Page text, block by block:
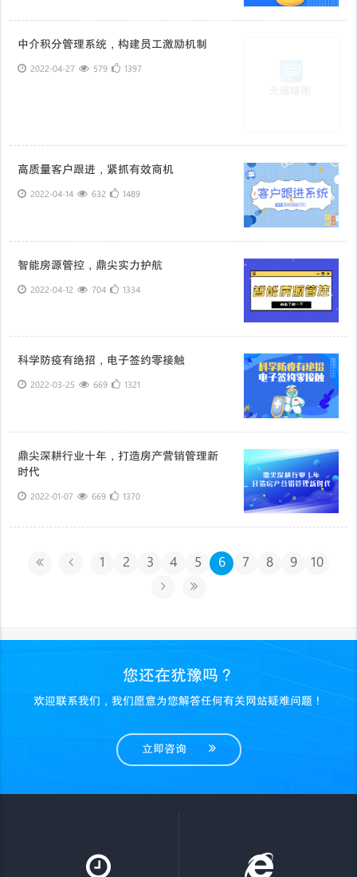
中介积分管理系统，构建员工激励机制
2022-04-27 579 1397
高质量客户跟进，紧抓有效商机
2022-04-14 632 1489
智能房源管控，鼎尖实力护航
2022-04-12 704 1334
科学防疫有绝招，电子签约零接触
2022-03-25 669 1321
鼎尖深耕行业十年，打造房产营销管理新
时代
2022-01-07 669 1370
1 2 3 4 5 6 7 8 9 10
您还在犹豫吗？
欢迎联系我们，我们愿意为您解答任何有关网站疑难问题！
立即咨询